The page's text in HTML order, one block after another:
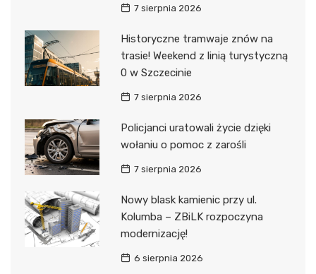
7 sierpnia 2026
Historyczne tramwaje znów na
trasie! Weekend z linią turystyczną
0 w Szczecinie
7 sierpnia 2026
Policjanci uratowali życie dzięki
wołaniu o pomoc z zarośli
7 sierpnia 2026
Nowy blask kamienic przy ul.
Kolumba – ZBiLK rozpoczyna
modernizację!
6 sierpnia 2026